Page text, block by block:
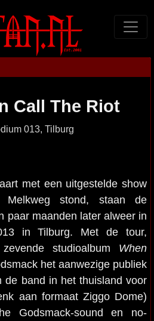
Call The Riot
013, Tilburg
met een uitgestelde show
Melkweg stond, staan de
paar maanden later alweer in
in Tilburg. Met de tour,
studioalbum When
het aanwezige publiek
de band in het thuisland voor
aan formaat Ziggo Dome)
Godsmack-sound en no-